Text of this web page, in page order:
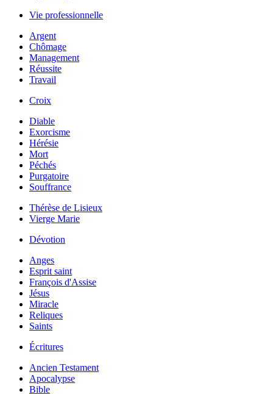
Vie professionnelle
Argent
Chômage
Management
Réussite
Travail
Croix
Diable
Exorcisme
Hérésie
Mort
Péchés
Purgatoire
Souffrance
Thérèse de Lisieux
Vierge Marie
Dévotion
Anges
Esprit saint
François d'Assise
Jésus
Miracle
Reliques
Saints
Écritures
Ancien Testament
Apocalypse
Bible